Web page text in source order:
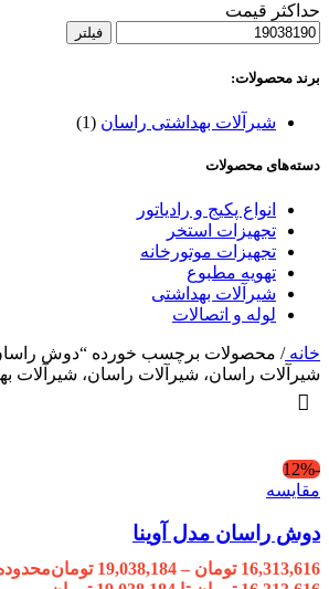
حداکثر قیمت
فیلتر
برند محصولات:
شیرآلات بهداشتی راسان (1)
دسته‌های محصولات
انواع پکیج و رادیاتور
تجهیزات استخر
تجهیزات موتورخانه
تهویه مطبوع
شیرآلات بهداشتی
لوله و اتصالات
خانه/ محصولات برچسب خورده “دوش
شیرآلات راسان، شیرآلات راسان، شیرآلات
-12%
مقایسه
دوش راسان مدل آوینا
16,313,616 تومان –
19,038,184 تومان